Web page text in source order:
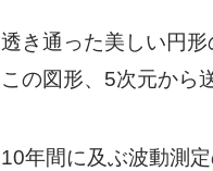
透き通った美しい円
この図形、5次元から
10年間に及ぶ波動測